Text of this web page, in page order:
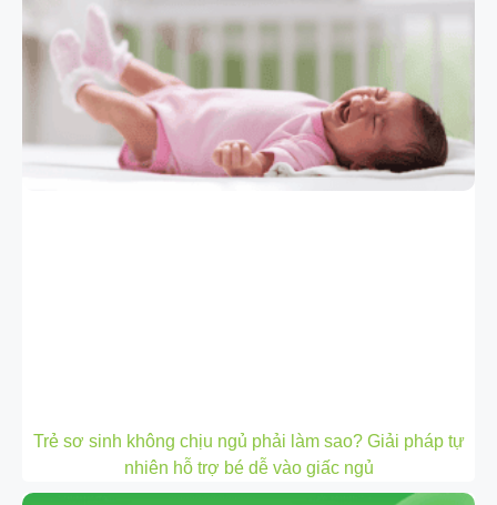
Trẻ sơ sinh không chịu ngủ phải làm sao? Giải pháp tự
nhiên hỗ trợ bé dễ vào giấc ngủ